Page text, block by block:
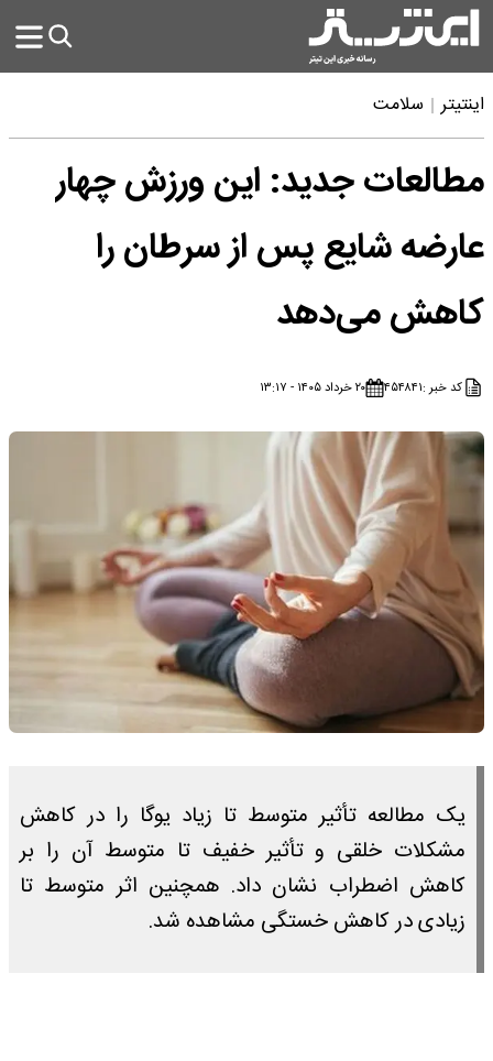
اینتیتر سلامت
مطالعات جدید: این ورزش چهار
عارضه شایع پس از سرطان را
کاهش می‌دهد
کد خبر :۴۵۴۸۴۱ ۲۰ خرداد ۱۴۰۵ - ۱۳:۱۷
یک مطالعه تأثیر متوسط تا زیاد یوگا را در کاهش
مشکلات خلقی و تأثیر خفیف تا متوسط آن را بر
کاهش اضطراب نشان داد. همچنین اثر متوسط تا
زیادی در کاهش خستگی مشاهده شد.